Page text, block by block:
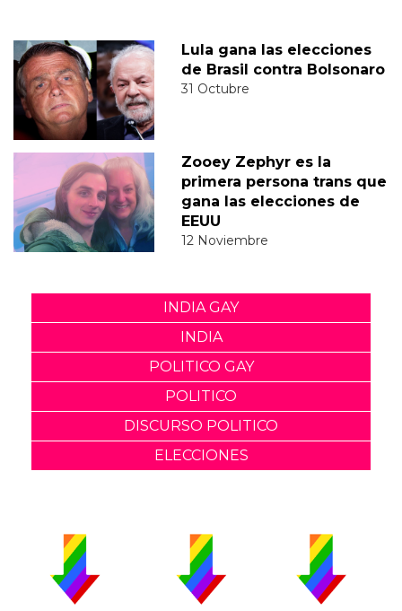
Lula gana las elecciones
de Brasil contra Bolsonaro
31 Octubre
Zooey Zephyr es la
primera persona trans que
gana las elecciones de
EEUU
12 Noviembre
INDIA GAY
INDIA
POLITICO GAY
POLITICO
DISCURSO POLITICO
ELECCIONES